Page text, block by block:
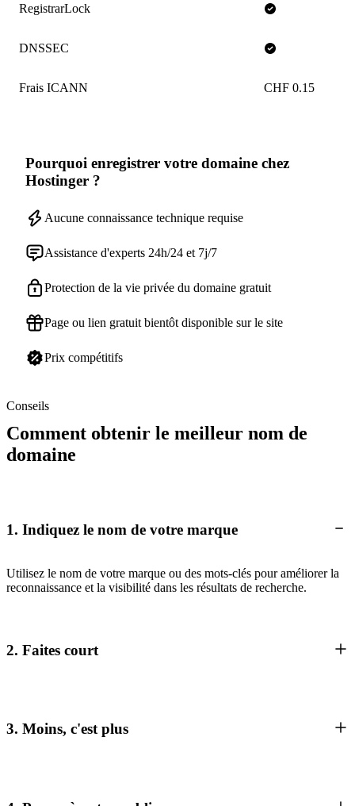
RegistrarLock
DNSSEC
Frais ICANN CHF 0.15
Pourquoi enregistrer votre domaine chez
Hostinger ?
Aucune connaissance technique requise
Assistance d'experts 24h/24 et 7j/7
Protection de la vie privée du domaine gratuit
Page ou lien gratuit bientôt disponible sur le site
Prix compétitifs
Conseils
Comment obtenir le meilleur nom de
domaine
1. Indiquez le nom de votre marque
Utilisez le nom de votre marque ou des mots-clés pour améliorer la
reconnaissance et la visibilité dans les résultats de recherche.
2. Faites court
3. Moins, c'est plus